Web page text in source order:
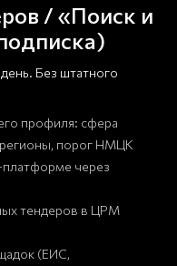
/ «Поиск и
Без штатного
профиля: сфера
порог НМЦК
через
тендеров в ЦРМ
(ЕИС,